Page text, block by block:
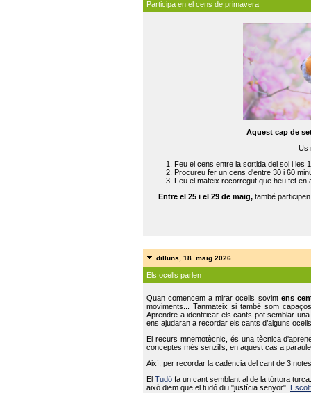
Participa en el cens de primavera
Aquest cap de
Us
Feu el cens entre la sortida del sol i les
Procureu fer un cens d'entre 30 i 60
Feu el mateix recorregut que heu fet en
Entre el 25 i el 29 de maig, també
dilluns, 18. maig 2026
Els ocells parlen
Quan comencem a mirar ocells sovint ens
moviments... Tanmateix si també som
Aprendre a identificar els cants pot semblar
ens ajudaran a recordar els cants d’alguns
El recurs mnemotècnic, és una tècnica
conceptes més senzills, en aquest cas a
Així, per recordar la cadència del cant de 3
ElTudófa un cant semblant al de la tórtora
això diem que el tudó diu "justícia senyor".